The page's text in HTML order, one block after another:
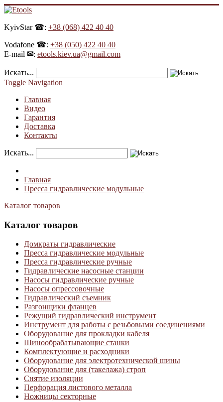
KyivStar ☎: +38 (068) 422 40 40
Vodafone ☎: +38 (050) 422 40 40
E-mail ✉: etools.kiev.ua@gmail.com
Искать...
Toggle Navigation
Главная
Видео
Гарантия
Доставка
Контакты
Искать...
Главная
Пресса гидравлические модульные
Каталог товаров
Каталог товаров
Домкраты гидравлические
Пресса гидравлические модульные
Пресса гидравлические ручные
Гидравлические насосные станции
Насосы гидравлические ручные
Насосы опрессовочные
Гидравлический съемник
Разгонщики фланцев
Режущий гидравлический инструмент
Инструмент для работы с резьбовыми соединениями
Оборудование для прокладки кабеля
Шинообрабатывающие станки
Комплектующие и расходники
Оборудование для электротехнической шины
Оборудование для (такелажа) строп
Снятие изоляции
Перфорация листового металла
Ножницы секторные